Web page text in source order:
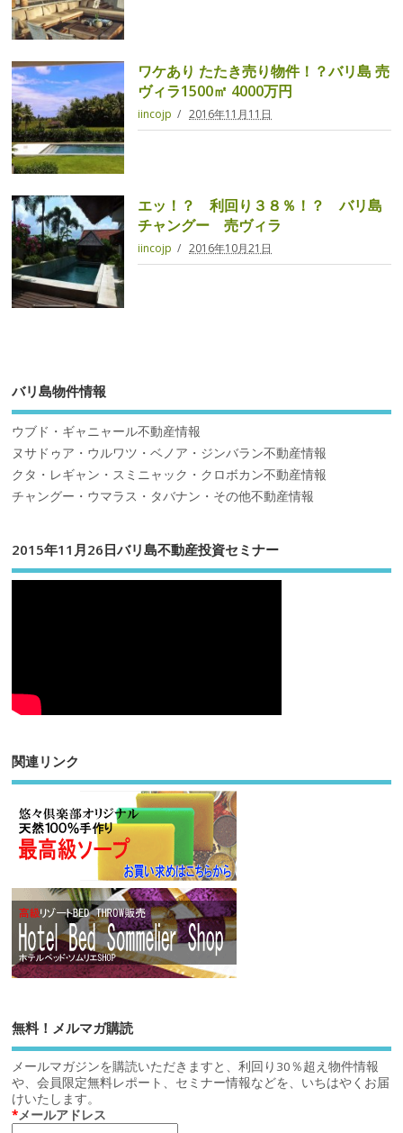
ワケあり たたき売り物件！？バリ島 売
ヴィラ1500㎡ 4000万円
iincojp 2016年11月11日
エッ！？ 利回り３８％！？ バリ島
チャングー 売ヴィラ
iincojp 2016年10月21日
バリ島物件情報
ウブド・ギャニャール不動産情報
ヌサドゥア・ウルワツ・ベノア・ジンバラン不動産情報
クタ・レギャン・スミニャック・クロボカン不動産情報
チャングー・ウマラス・タバナン・その他不動産情報
2015年11月26日バリ島不動産投資セミナー
関連リンク
無料！メルマガ購読
メールマガジンを購読いただきますと、利回り30％超え物件情報
や、会員限定無料レポート、セミナー情報などを、いちはやくお届
けいたします。
*メールアドレス